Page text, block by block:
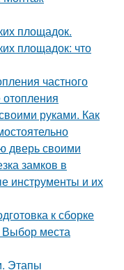
площадок.
площадок: что
частного
руками. Как
дверь своими
замков в
инструменты и их
к сборке
Выбор места
Этапы